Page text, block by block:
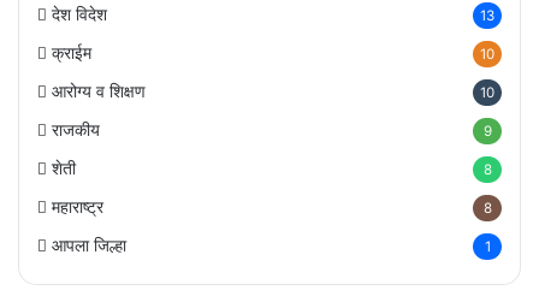
देश विदेश 13
क्राईम 10
आरोग्य व शिक्षण 10
राजकीय 9
शेती 8
महाराष्ट्र 8
आपला जिल्हा 1